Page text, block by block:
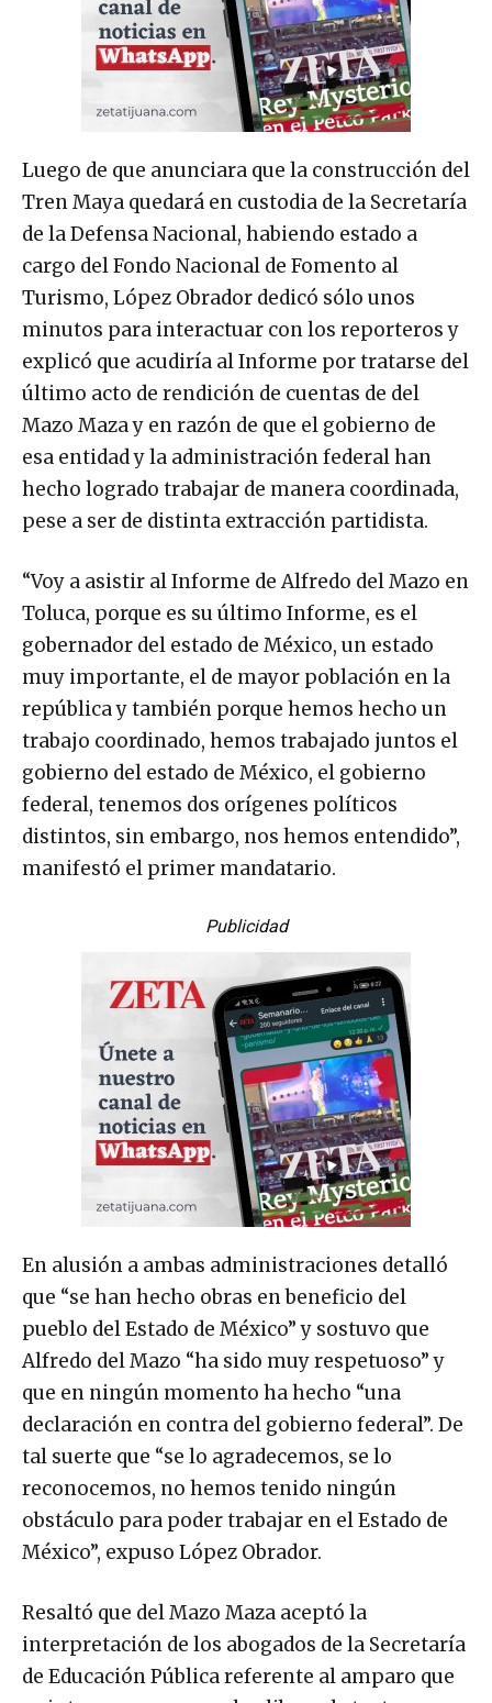
Luego de que anunciara que la construcción del
Tren Maya quedará en custodia de la Secretaría
de la Defensa Nacional, habiendo estado a
cargo del Fondo Nacional de Fomento al
Turismo, López Obrador dedicó sólo unos
minutos para interactuar con los reporteros y
explicó que acudiría al Informe por tratarse del
último acto de rendición de cuentas de del
Mazo Maza y en razón de que el gobierno de
esa entidad y la administración federal han
hecho logrado trabajar de manera coordinada,
pese a ser de distinta extracción partidista.
“Voy a asistir al Informe de Alfredo del Mazo en
Toluca, porque es su último Informe, es el
gobernador del estado de México, un estado
muy importante, el de mayor población en la
república y también porque hemos hecho un
trabajo coordinado, hemos trabajado juntos el
gobierno del estado de México, el gobierno
federal, tenemos dos orígenes políticos
distintos, sin embargo, nos hemos entendido”,
manifestó el primer mandatario.
Publicidad
En alusión a ambas administraciones detalló
que “se han hecho obras en beneficio del
pueblo del Estado de México” y sostuvo que
Alfredo del Mazo “ha sido muy respetuoso” y
que en ningún momento ha hecho “una
declaración en contra del gobierno federal”. De
tal suerte que “se lo agradecemos, se lo
reconocemos, no hemos tenido ningún
obstáculo para poder trabajar en el Estado de
México”, expuso López Obrador.
Resaltó que del Mazo Maza aceptó la
interpretación de los abogados de la Secretaría
de Educación Pública referente al amparo que